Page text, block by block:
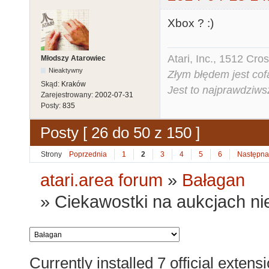
Młodszy Atarowiec
Nieaktywny
Skąd: Kraków
Zarejestrowany: 2002-07-31
Posty: 835
Xbox ? :)
Atari, Inc., 1512
Złym błędem jest
Jest to
Posty [ 26 do 50 z 150 ]
Strony Poprzednia 1 2 3 4 5 6 Następna
atari.area forum » Bałagan
» Ciekawostki na aukcjach
Currently installed 7 official